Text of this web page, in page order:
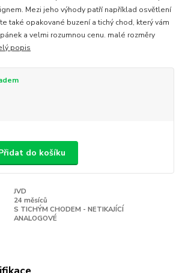
Mezi jeho výhody patří například osvětlení
také opakované buzení a tichý chod, který vám
a velmi rozumnou cenu. malé rozměry
popis
do košíku
JVD
24 měsíců
S TICHÝM CHODEM - NETIKAJÍCÍ
ANALOGOVÉ